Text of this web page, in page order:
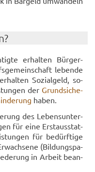
er­hal­ten Bür­ger­
le­ben­de
So­zi­al­geld, so­
der Grund­si­che­
haben.
des Le­bens­un­ter­
für eine Erst­aus­stat­
für be­dürf­ti­ge
(Bil­dungs­pa­
in Ar­beit be­an­